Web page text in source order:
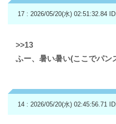
17 : 2026/05/20(水) 02:51:32.84
>>13
ふー、暑い暑い(ここでパン
14 : 2026/05/20(水) 02:45:56.71